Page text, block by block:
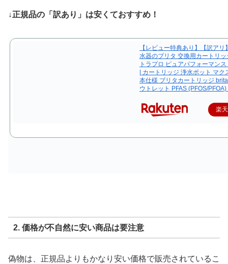
↓正規品の「訳あり」は安くておすすめ！
【レビュー特典あり】【訳アリ
水器のブリタ 交換用カートリッ
トラプロ ピュアパフォーマン
| カートリッジ 浄水ポット マク
本仕様 ブリタカートリッジ
ウトレット PFAS (PFOS/PFOA)
楽
2. 価格が不自然に安い商品は要注意
偽物は、正規品よりもかなり安い価格で販売されているこ